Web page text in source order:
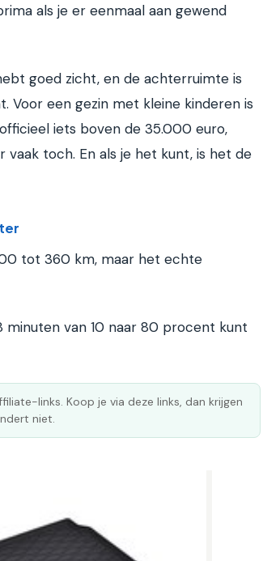
als je er eenmaal aan gewend
goed zicht, en de achterruimte is
Voor een gezin met kleine kinderen is
iets boven de 35.000 euro,
toch. En als je het kunt, is het de
tot 360 km, maar het echte
van 10 naar 80 procent kunt
links. Koop je via deze links, dan krijgen
niet.